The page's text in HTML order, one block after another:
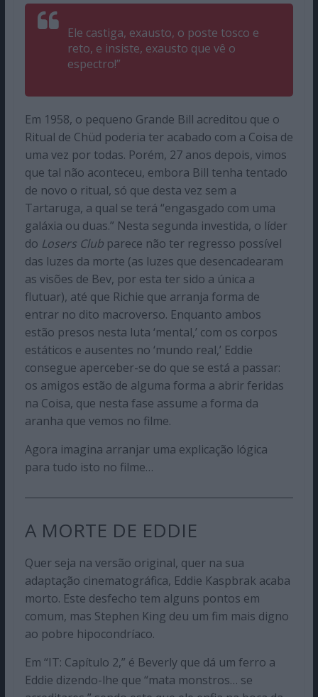
Ele castiga, exausto, o poste tosco e
reto, e insiste, exausto que vê o
espectro!”
Em 1958, o pequeno Grande Bill acreditou que o
Ritual de Chüd poderia ter acabado com a Coisa de
uma vez por todas. Porém, 27 anos depois, vimos
que tal não aconteceu, embora Bill tenha tentado
de novo o ritual, só que desta vez sem a
Tartaruga, a qual se terá “engasgado com uma
galáxia ou duas.” Nesta segunda investida, o líder
do Losers Club parece não ter regresso possível
das luzes da morte (as luzes que desencadearam
as visões de Bev, por esta ter sido a única a
flutuar), até que Richie que arranja forma de
entrar no dito macroverso. Enquanto ambos
estão presos nesta luta ‘mental,’ com os corpos
estáticos e ausentes no ‘mundo real,’ Eddie
consegue aperceber-se do que se está a passar:
os amigos estão de alguma forma a abrir feridas
na Coisa, que nesta fase assume a forma da
aranha que vemos no filme.
Agora imagina arranjar uma explicação lógica
para tudo isto no filme…
A MORTE DE EDDIE
Quer seja na versão original, quer na sua
adaptação cinematográfica, Eddie Kaspbrak acaba
morto. Este desfecho tem alguns pontos em
comum, mas Stephen King deu um fim mais digno
ao pobre hipocondríaco.
Em “IT: Capítulo 2,” é Beverly que dá um ferro a
Eddie dizendo-lhe que “mata monstros… se